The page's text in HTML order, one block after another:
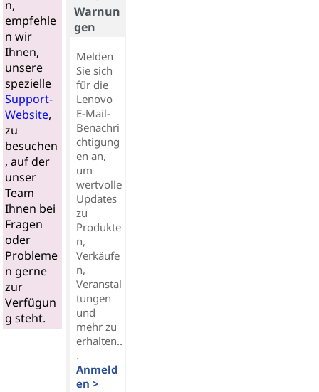
n,
empfehle
n wir
Ihnen,
unsere
spezielle
Support-
Website,
zu
besuchen
, auf der
unser
Team
Ihnen bei
Fragen
oder
Probleme
n gerne
zur
Verfügun
g steht.
Warnun
gen
Melden
Sie sich
für die
Lenovo
E-Mail-
Benachri
chtigung
en an,
um
wertvolle
Updates
zu
Produkte
n,
Verkäufe
n,
Veranstal
tungen
und
mehr zu
erhalten..
.
Anmeld
en >